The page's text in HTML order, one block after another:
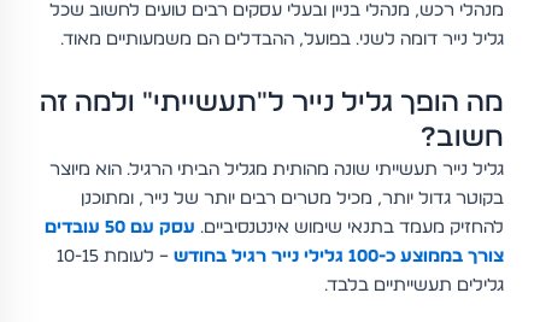
מנהלי רכש, מנהלי בניין ובעלי עסקים רבים טועים לחשוב שכל
גליל נייר דומה לשני. בפועל, ההבדלים הם משמעותיים מאוד.
מה הופך גליל נייר ל"תעשייתי" ולמה זה
חשוב?
גליל נייר תעשייתי שונה מהותית מגליל הביתי הרגיל. הוא מיוצר
בקוטר גדול יותר, מכיל מטרים רבים יותר של נייר, ומתוכנן
להחזיק מעמד בתנאי שימוש אינטנסיביים.
עסק עם 50 עובדים
צורך בממוצע כ-100 גלילי נייר רגיל בחודש
– לעומת 10-15
גלילים תעשייתיים בלבד.